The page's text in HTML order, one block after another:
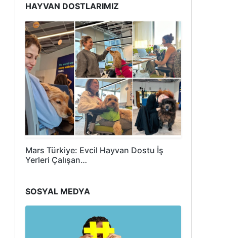
HAYVAN DOSTLARIMIZ
Mars Türkiye: Evcil Hayvan Dostu İş
Yerleri Çalışan…
SOSYAL MEDYA